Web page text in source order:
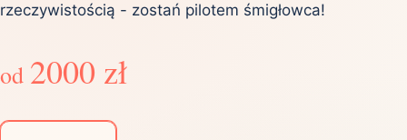
rzeczywistością - zostań pilotem śmigłowca!
od 2000 zł